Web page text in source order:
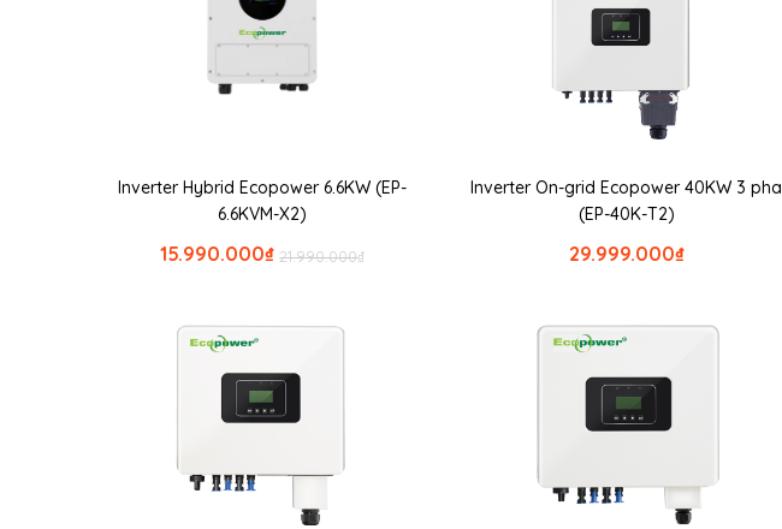
Inverter Hybrid Ecopower 6.6KW (EP-
6.6KVM-X2)
₫
21.990.000
₫
15.990.000
Inverter On-grid Ecopower 40KW 3 pha
(EP-40K-T2)
₫
29.999.000